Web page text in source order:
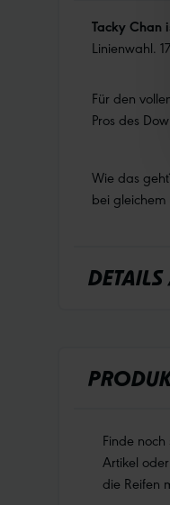
Tacky Chan
Linienwahl.
Für den
Pros des
Wie das
bei
Finde
Artikel
die Reifen